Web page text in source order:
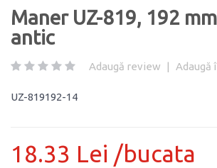
Maner UZ-819, 192
antic
Adaugă review | Adaugă
UZ-819192-14
18.33 Lei /bucata